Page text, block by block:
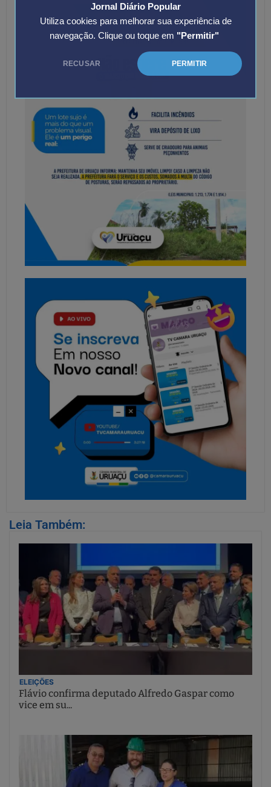
Jornal Diário Popular
Utiliza cookies para melhorar sua experiência de
navegação. Clique ou toque em "Permitir"
RECUSAR PERMITIR
Leia Também:
ELEIÇÕES
Flávio confirma deputado Alfredo Gaspar como
vice em su...